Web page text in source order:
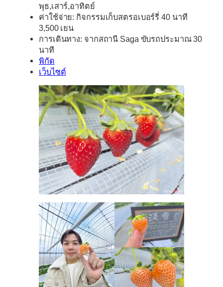
พุธ,เสาร์,อาทิตย์
ค่าใช้จ่าย: กิจกรรมเก็บสตรอเบอร์รี่ 40 นาที
3,500 เยน
การเดินทาง: จากสถานี Saga ขับรถประมาณ 30
นาที
พิกัด
เว็บไซต์